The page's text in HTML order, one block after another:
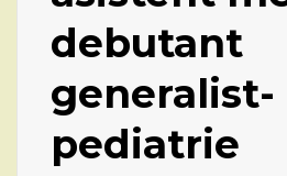
debutant
generalist-
pediatrie